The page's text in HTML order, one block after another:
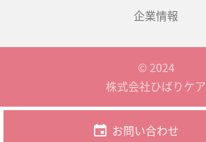
企業情報
© 2024
株式会社ひばりケア
お問い合わせ